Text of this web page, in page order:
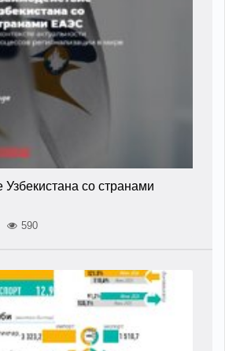
Узбекистана со странами
590